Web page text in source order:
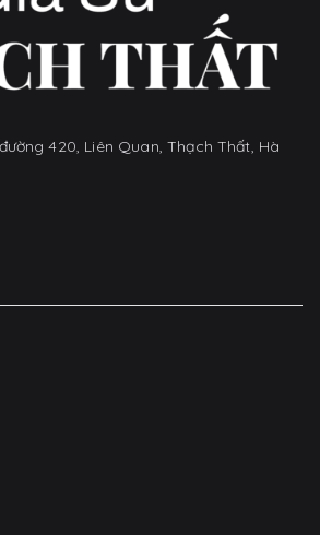
420, Liên Quan, Thạch Thất, Hà